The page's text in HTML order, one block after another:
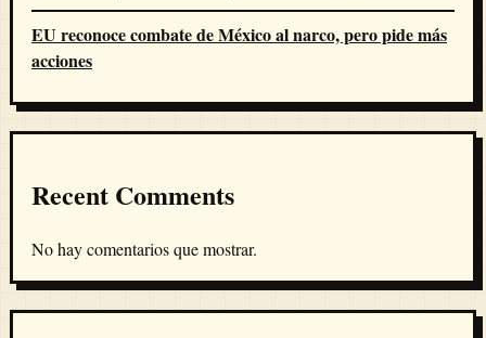
EU reconoce combate de México al narco, pero pide más
acciones
Recent Comments
No hay comentarios que mostrar.